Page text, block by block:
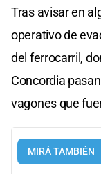
Tras avisar en
operativo de
del ferrocarril,
Concordia
vagones que
MIRÁ TAMBIÉN